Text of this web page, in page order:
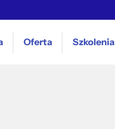
Oferta Szkolenia